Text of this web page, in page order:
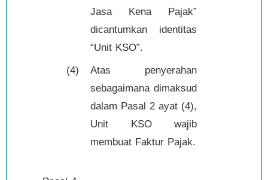
Jasa Kena Pajak”
dicantumkan identitas
“Unit KSO”.
(4)
Atas penyerahan
sebagaimana dimaksud
dalam Pasal 2 ayat (4),
Unit KSO wajib
membuat Faktur Pajak.